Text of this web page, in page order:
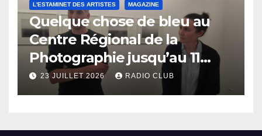
L'ESTAMINET DES ARTISTES MAGAZINE
Quelque chose de bleu au
Centre Régional de la
Photographie jusqu’au 11
octobre
23 JUILLET 2026 RADIO CLUB